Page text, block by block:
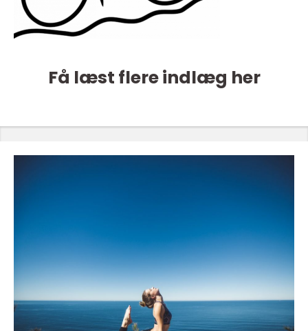
Få læst flere indlæg her